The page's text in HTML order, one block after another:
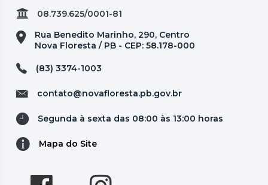
08.739.625/0001-81
Rua Benedito Marinho, 290, Centro
Nova Floresta / PB - CEP: 58.178-000
(83) 3374-1003
contato@novafloresta.pb.gov.br
Segunda à sexta das 08:00 às 13:00 horas
Mapa do Site